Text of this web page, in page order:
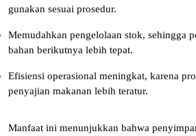
gunakan sesuai prosedur.
Memudahkan pengelolaan stok, sehingga
bahan berikutnya lebih tepat.
Efisiensi operasional meningkat, karena
penyajian makanan lebih teratur.
Manfaat ini menunjukkan bahwa